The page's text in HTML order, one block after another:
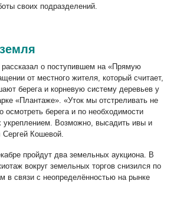
своих подразделений.
рассказал о поступившем на «Прямую
от местного жителя, который считает,
берега и корневую систему деревьев у
«Плантаже». «Уток мы отстреливать не
берега и по необходимости
укреплением. Возможно, высадить ивы и
Сергей Кошевой.
пройдут два земельных аукциона. В
вокруг земельных торгов снизился по
в связи с неопределённостью на рынке